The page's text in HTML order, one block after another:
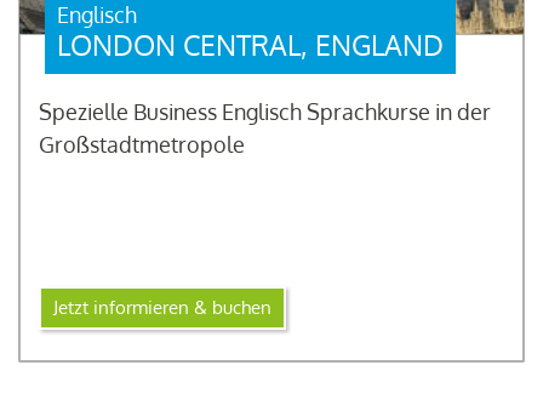
Englisch
LONDON CENTRAL, ENGLAND
Spezielle Business Englisch Sprachkurse in der
Großstadtmetropole
Jetzt informieren & buchen